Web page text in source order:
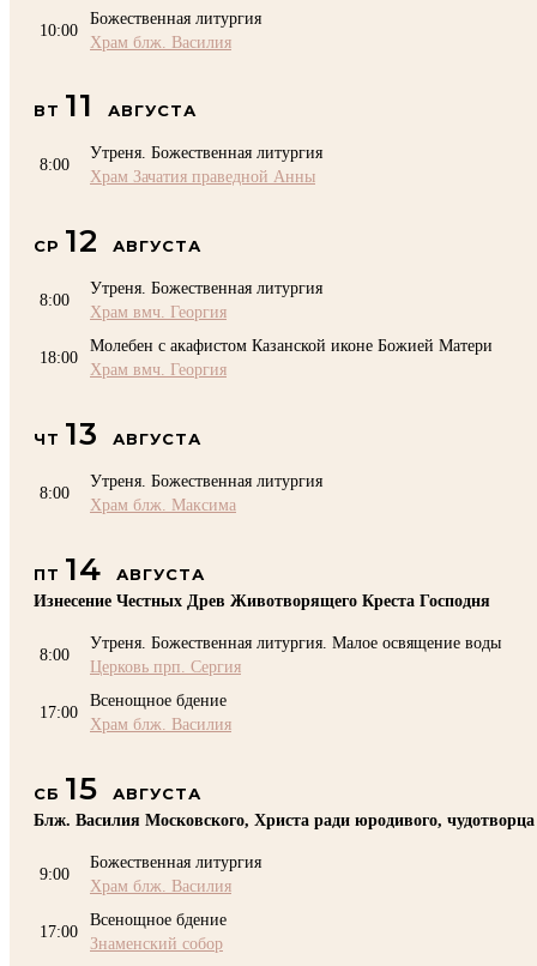
10:00
Божественная литургия
Храм блж. Василия
ВТ 11 АВГУСТА
8:00
Утреня. Божественная литургия
Храм Зачатия праведной Анны
СР 12 АВГУСТА
8:00
Утреня. Божественная литургия
Храм вмч. Георгия
18:00
Молебен с акафистом Казанской иконе Божией Матери
Храм вмч. Георгия
ЧТ 13 АВГУСТА
8:00
Утреня. Божественная литургия
Храм блж. Максима
ПТ 14
АВГУСТА
Изнесение Честных Древ Животворящего Креста Господня
8:00
Утреня. Божественная литургия. Малое освящение воды
Церковь прп. Сергия
17:00
Всенощное бдение
Храм блж. Василия
СБ 15
АВГУСТА
Блж. Василия Московского, Христа ради юродивого, чудотворца
9:00
Божественная литургия
Храм блж. Василия
17:00
Всенощное бдение
Знаменский собор